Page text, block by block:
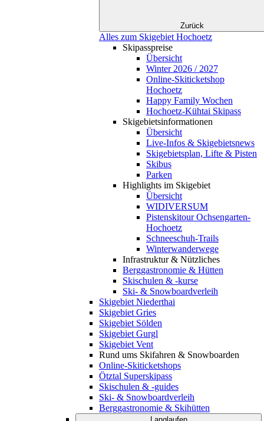
Zurück
Alles zum Skigebiet Hochoetz
Skipasspreise
Übersicht
Winter 2026 / 2027
Online-Skiticketshop
Hochoetz
Happy Family Wochen
Hochoetz-Kühtai Skipass
Skigebietsinformationen
Übersicht
Live-Infos & Skigebietsnews
Skigebietsplan, Lifte & Pisten
Skibus
Parken
Highlights im Skigebiet
Übersicht
WIDIVERSUM
Pistenskitour Ochsengarten-
Hochoetz
Schneeschuh-Trails
Winterwanderwege
Infrastruktur & Nützliches
Berggastronomie & Hütten
Skischulen & -kurse
Ski- & Snowboardverleih
Skigebiet Niederthai
Skigebiet Gries
Skigebiet Sölden
Skigebiet Gurgl
Skigebiet Vent
Rund ums Skifahren & Snowboarden
Online-Skiticketshops
Ötztal Superskipass
Skischulen & -guides
Ski- & Snowboardverleih
Berggastronomie & Skihütten